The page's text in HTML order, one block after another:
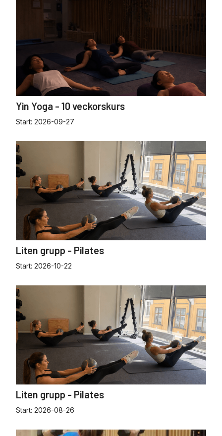
Yin Yoga - 10 veckorskurs
Start: 2026-09-27
Liten grupp - Pilates
Start: 2026-10-22
Liten grupp - Pilates
Start: 2026-08-26